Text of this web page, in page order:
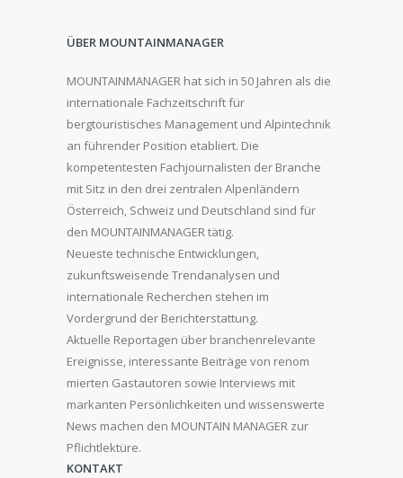
ÜBER MOUNTAINMANAGER
MOUNTAINMANAGER hat sich in 50 Jahren als die
internationale Fachzeitschrift für
bergtouristisches Management und Alpintechnik
an führender Position etabliert. Die
kompetentesten Fachjournalisten der Branche
mit Sitz in den drei zentralen Alpenländern
Österreich, Schweiz und Deutschland sind für
den MOUNTAINMANAGER tätig.
Neueste technische Entwicklungen,
zukunftsweisende Trendanalysen und
internationale Recherchen stehen im
Vordergrund der Berichterstattung.
Aktuelle Reportagen über branchenrelevante
Ereignisse, interessante Beiträge von renom
mierten Gastautoren sowie Interviews mit
markanten Persönlichkeiten und wissenswerte
News machen den MOUNTAIN MANAGER zur
Pflichtlektüre.
KONTAKT